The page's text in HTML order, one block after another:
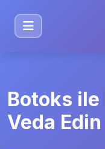
Botoks ile
Veda Edin